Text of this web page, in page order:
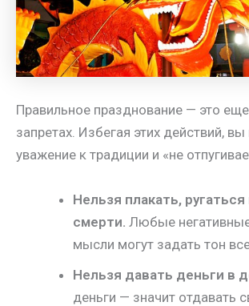
Правильное празднование — это
запретах. Избегая этих действий,
уважение к традиции и «не
Нельзя плакать,
смерти. Любые
мысли могут задать тон
Нельзя давать деньги в
деньги — значит отдавать